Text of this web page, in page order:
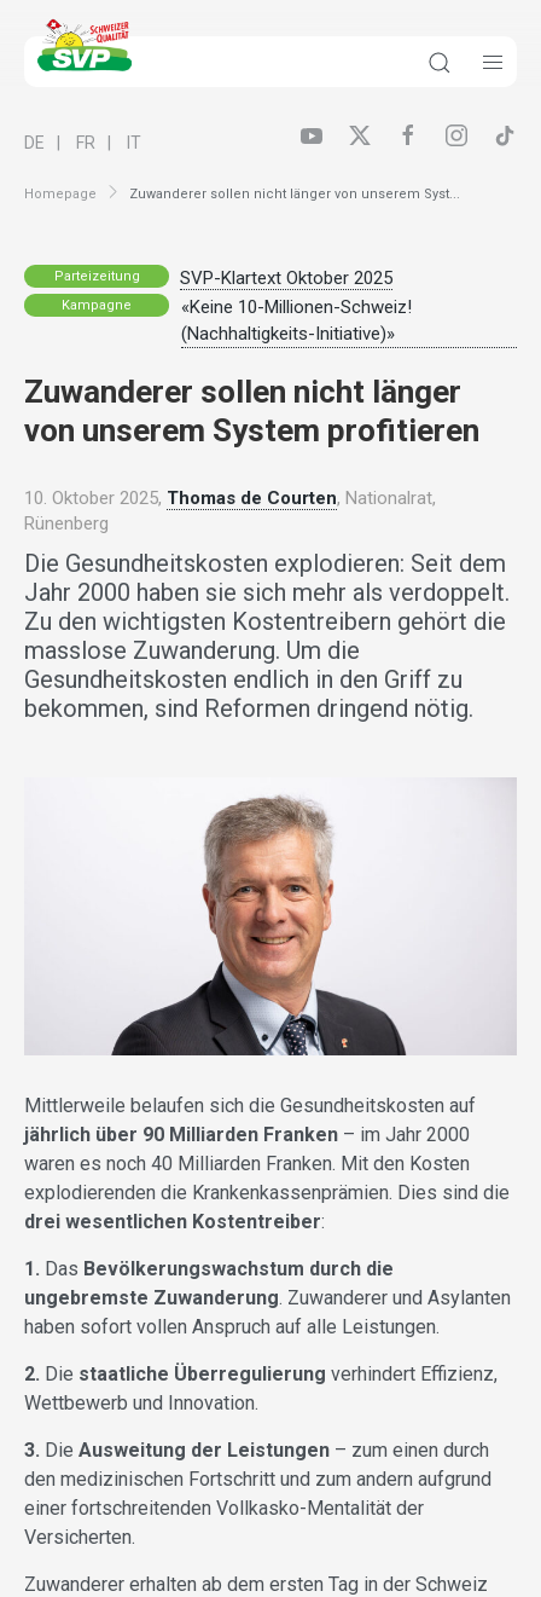
Homepage Zuwanderer sollen nicht länger von unserem Syst...
DE FR IT
Parteizeitung SVP-Klartext Oktober 2025
Kampagne
«Keine 10-Millionen-Schweiz!
(Nachhaltigkeits-Initiative)»
Zuwanderer sollen nicht länger
von unserem System profitieren
10. Oktober 2025, Thomas de Courten, Nationalrat,
Rünenberg
Die Gesundheitskosten explodieren: Seit dem
Jahr 2000 haben sie sich mehr als verdoppelt.
Zu den wichtigsten Kostentreibern gehört die
masslose Zuwanderung. Um die
Gesundheitskosten endlich in den Griff zu
bekommen, sind Reformen dringend nötig.
Mittlerweile belaufen sich die Gesundheitskosten auf
jährlich über 90 Milliarden Franken – im Jahr 2000
waren es noch 40 Milliarden Franken. Mit den Kosten
explodierenden die Krankenkassenprämien. Dies sind die
drei wesentlichen Kostentreiber:
1. Das Bevölkerungswachstum durch die
ungebremste Zuwanderung. Zuwanderer und Asylanten
haben sofort vollen Anspruch auf alle Leistungen.
2. Die staatliche Überregulierung verhindert Effizienz,
Wettbewerb und Innovation.
3. Die Ausweitung der Leistungen – zum einen durch
den medizinischen Fortschritt und zum andern aufgrund
einer fortschreitenden Vollkasko-Mentalität der
Versicherten.
Zuwanderer erhalten ab dem ersten Tag in der Schweiz